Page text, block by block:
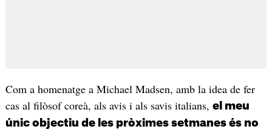
Com a homenatge a Michael Madsen, amb la idea de fer
cas al filòsof coreà, als avis i als savis italians, el meu
únic objectiu de les pròximes setmanes és no